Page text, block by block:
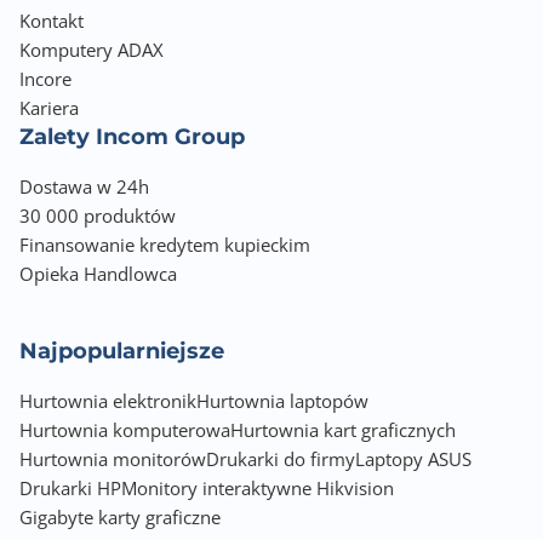
Kontakt
Komputery ADAX
Incore
Kariera
Zalety Incom Group
Dostawa w 24h
30 000 produktów
Finansowanie kredytem kupieckim
Opieka Handlowca
Najpopularniejsze
Hurtownia elektronikHurtownia laptopów
Hurtownia komputerowaHurtownia kart graficznych
Hurtownia monitorówDrukarki do firmyLaptopy ASUS
Drukarki HPMonitory interaktywne Hikvision
Gigabyte karty graficzne